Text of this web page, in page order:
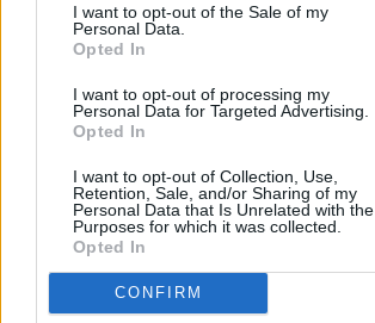
I want to opt-out of the Sale of my
Personal Data.
Opted In
I want to opt-out of processing my
Personal Data for Targeted Advertising.
Opted In
I want to opt-out of Collection, Use,
Retention, Sale, and/or Sharing of my
Personal Data that Is Unrelated with the
Purposes for which it was collected.
Opted In
CONFIRM